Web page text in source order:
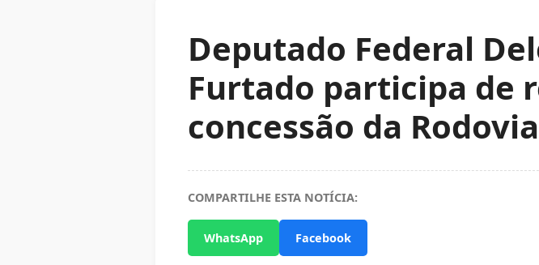
Deputado Federal
Furtado participa de
concessão da
COMPARTILHE ESTA NOTÍCIA:
WhatsApp Facebook